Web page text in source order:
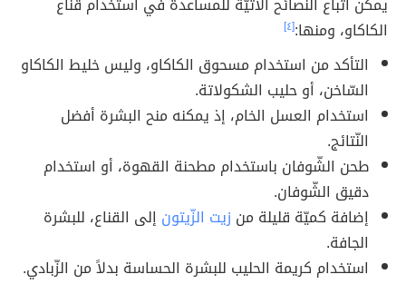
الكاكاو، ومنها:[٤]
التأكد من استخدام مسحوق الكاكاو، وليس خليط الكاكاو
السّاخن، أو حليب الشكولاتة.
استخدام العسل الخام، إذ يمكنه منح البشرة أفضل
النّتائج.
طحن الشّوفان باستخدام مطحنة القهوة، أو استخدام
دقيق الشّوفان.
إضافة كميّة قليلة من زيت الزّيتون إلى القناع، للبشرة
الجافة.
استخدام كريمة الحليب للبشرة الحساسة بدلاً من الزّبادي.